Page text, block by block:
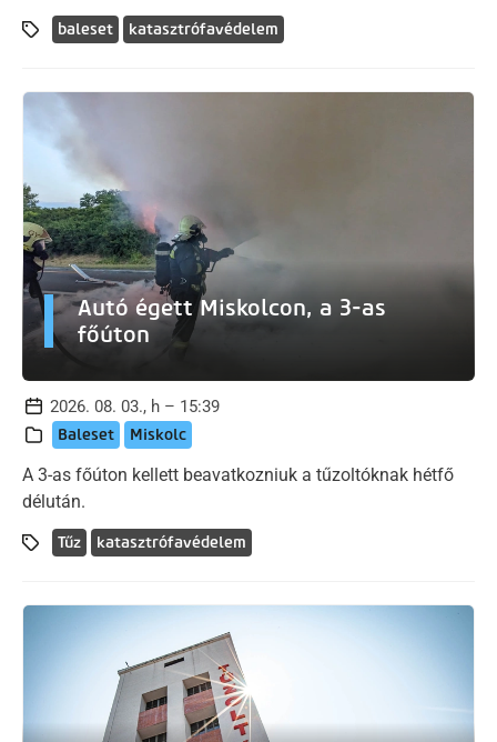
baleset katasztrófavédelem
Autó égett Miskolcon, a 3-as
főúton
2026. 08. 03., h – 15:39
Baleset Miskolc
A 3-as főúton kellett beavatkozniuk a tűzoltóknak hétfő
délután.
Tűz katasztrófavédelem